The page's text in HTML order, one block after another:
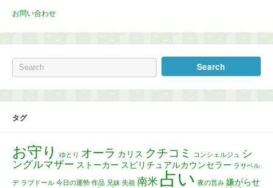
お問い合わせ
タグ
お守り ゆとり オーラ カリス クチコミ コンシェルジュ
シ
ングルマザー ストーカー スピリチュアルカウンセラー ラサベル
デ ラブドール 今日の運勢 作品 兄妹 先祖 南米 占い 夜の営み 嫌がらせ